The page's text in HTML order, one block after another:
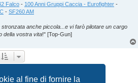
al fine di fornire la
Falco - 100 Anni Gruppi Caccia - Eurofighter -
- SF260 AM
anche piccola...e vi farò pilotare un cargo
della vostra vita!" [Top-Gun]
Precedente